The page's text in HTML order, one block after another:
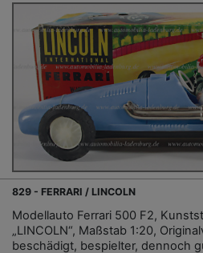
829 - FERRARI / LINCOLN
Modellauto Ferrari 500 F2,
„LINCOLN“, Maßstab 1:20,
beschädigt, bespielter, dennoch